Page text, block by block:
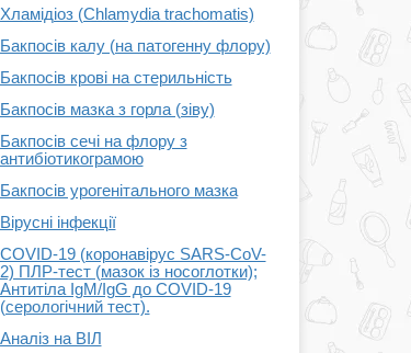
Хламідіоз (Chlamydia trachomatis)
Бакпосів калу (на патогенну флору)
Бакпосів крові на стерильність
Бакпосів мазка з горла (зіву)
Бакпосів сечі на флору з
антибіотикограмою
Бакпосів урогенітального мазка
Вірусні інфекції
COVID-19 (коронавірус SARS-CoV-
2) ПЛР-тест (мазок із носоглотки);
Антитіла IgM/IgG до COVID-19
(серологічний тест).
Аналіз на ВІЛ